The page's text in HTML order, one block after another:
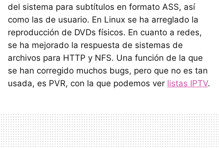
del sistema para subtítulos en formato ASS, así
como las de usuario. En Linux se ha arreglado la
reproducción de DVDs físicos. En cuanto a redes,
se ha mejorado la respuesta de sistemas de
archivos para HTTP y NFS. Una función de la que
se han corregido muchos bugs, pero que no es tan
usada, es PVR, con la que podemos ver listas IPTV.